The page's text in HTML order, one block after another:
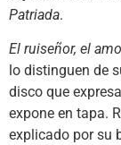
Patriada.
El ruiseñor, el
lo distinguen de
disco que
expone en tapa.
explicado por su